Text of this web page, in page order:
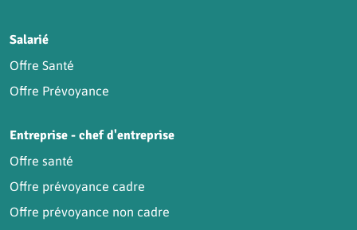
Salarié
Offre Santé
Offre Prévoyance
Entreprise - chef d'entreprise
Offre santé
Offre prévoyance cadre
Offre prévoyance non cadre